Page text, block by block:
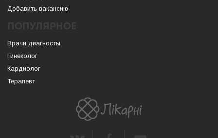
Добавить вакансию
Врачи диагносты
Гинеколог
Кардиолог
Терапевт